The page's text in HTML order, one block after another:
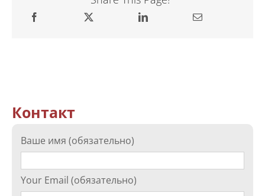
Контакт
Ваше имя (обязательно)
Your Email (обязательно)